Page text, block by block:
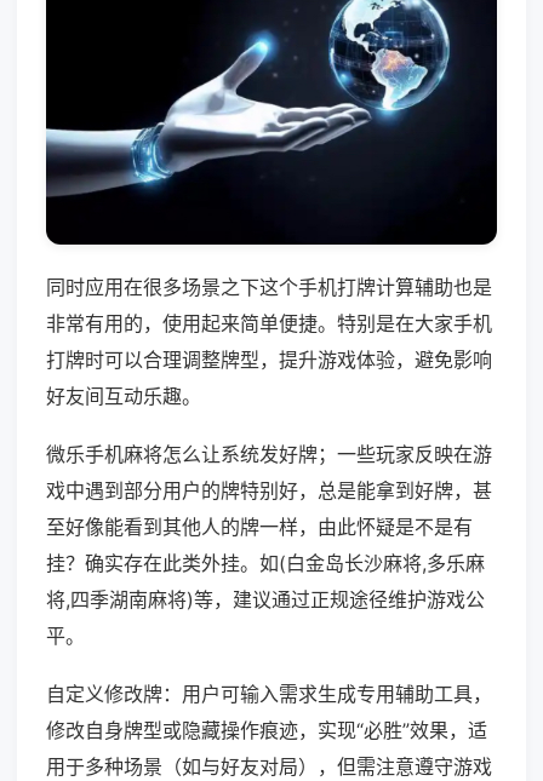
同时应用在很多场景之下这个手机打牌计算辅助也是
非常有用的，使用起来简单便捷。特别是在大家手机
打牌时可以合理调整牌型，提升游戏体验，避免影响
好友间互动乐趣。
微乐手机麻将怎么让系统发好牌；一些玩家反映在游
戏中遇到部分用户的牌特别好，总是能拿到好牌，甚
至好像能看到其他人的牌一样，由此怀疑是不是有
挂？确实存在此类外挂。如(白金岛长沙麻将,多乐麻
将,四季湖南麻将)等，建议通过正规途径维护游戏公
平。
自定义修改牌：用户可输入需求生成专用辅助工具，
修改自身牌型或隐藏操作痕迹，实现“必胜”效果，适
用于多种场景（如与好友对局），但需注意遵守游戏